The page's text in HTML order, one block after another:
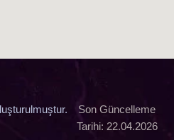
Son Güncelleme
Tarihi: 22.04.2026